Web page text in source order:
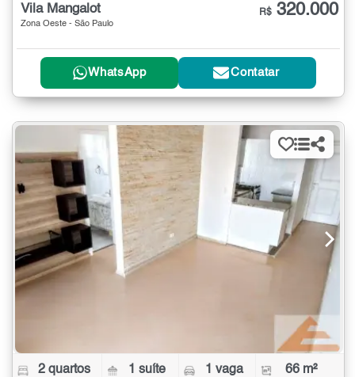
Vila Mangalot
Zona Oeste - São Paulo
R$ 320.000
WhatsApp Contatar
2 quartos 1 suíte 1 vaga 66 m²